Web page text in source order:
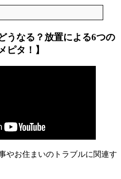
うなる？放置による6つの
ピタ！】
やお住まいのトラブルに関連す